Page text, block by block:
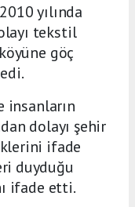
yılında
tekstil
göç
dolayı şehir
ifade
duyduğu
ifade etti.